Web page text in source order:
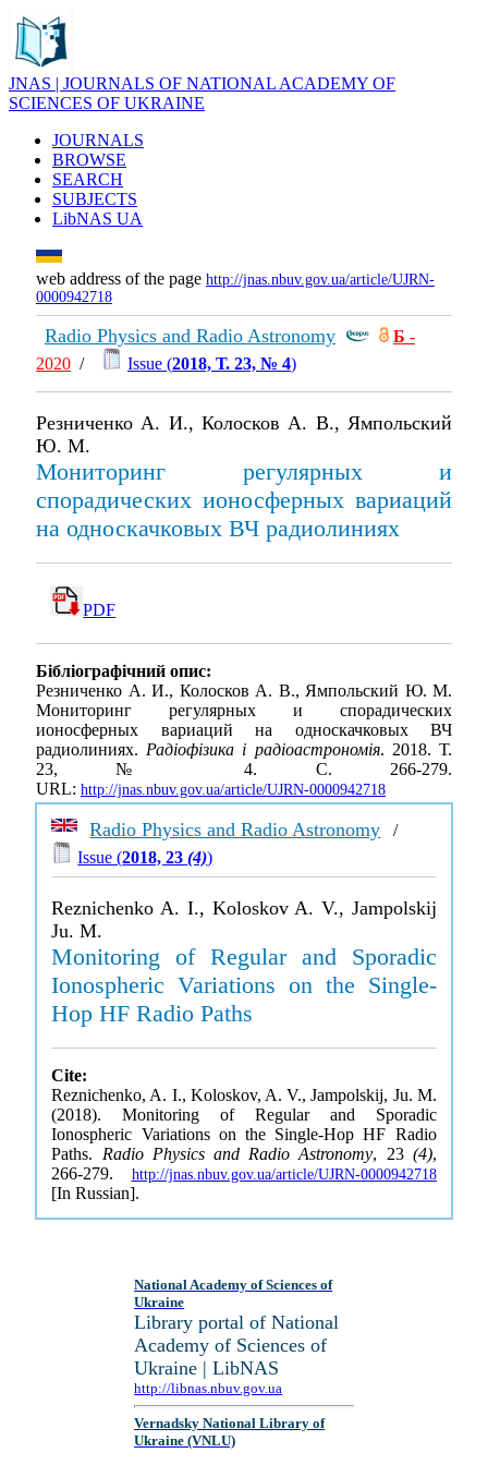
JNAS | JOURNALS OF NATIONAL ACADEMY OF
SCIENCES OF UKRAINE
JOURNALS
BROWSE
SEARCH
SUBJECTS
LibNAS UA
web address of the page http://jnas.nbuv.gov.ua/article/UJRN-
0000942718
Radio Physics and Radio Astronomy Б -
2020 / Issue (2018, Т. 23, № 4)
Резниченко А. И., Колосков А. В., Ямпольский
Ю. М.
Мониторинг регулярных и
спорадических ионосферных вариаций
на односкачковых ВЧ радиолиниях
PDF
Бібліографічний опис:
Резниченко А. И., Колосков А. В., Ямпольский Ю. М.
Мониторинг регулярных и спорадических
ионосферных вариаций на односкачковых ВЧ
радиолиниях.Радіофізика і радіоастрономія. 2018. Т.
23, № 4. С. 266-279.
URL: http://jnas.nbuv.gov.ua/article/UJRN-0000942718
Radio Physics and Radio Astronomy /
Issue (2018, 23(4))
Reznichenko A. I., Koloskov A. V., Jampolskij
Ju. M.
Monitoring of Regular and Sporadic
Ionospheric Variations on the Single-
Hop HF Radio Paths
Cite:
Reznichenko, A. I., Koloskov, A. V., Jampolskij, Ju. M.
(2018). Monitoring of Regular and Sporadic
Ionospheric Variations on the Single-Hop HF Radio
Paths. Radio Physics and Radio Astronomy, 23 (4),
266-279. http://jnas.nbuv.gov.ua/article/UJRN-0000942718
[In Russian].
National Academy of Sciences of
Ukraine
Library portal of National
Academy of Sciences of
Ukraine | LibNAS
http://libnas.nbuv.gov.ua
Vernadsky National Library of
Ukraine (VNLU)